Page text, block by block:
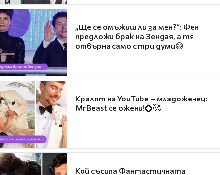
„Ще се омъжиш ли за мен?“: Фен
предложи брак на Зендая, а тя
отвърна само с три думи😅
Кралят на YouTube – младоженец:
MrBeast се ожени!💍🥰
Кой съсипа Фантастичната